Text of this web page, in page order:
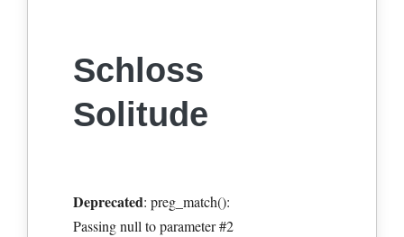
Schloss
Solitude
Deprecated: preg_match():
Passing null to parameter #2